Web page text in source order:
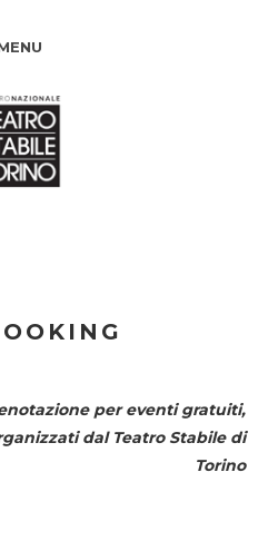
per eventi gratuiti,
dal Teatro Stabile di
Torino